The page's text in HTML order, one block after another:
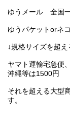
ゆうメール 全国
ゆうパケットorネ
↓規格サイズを超え
ヤマト運輸宅急
沖縄等は1500円
それを超える大型
す。